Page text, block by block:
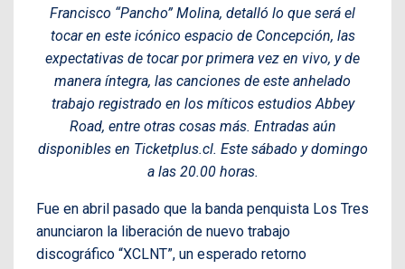
Francisco “Pancho” Molina, detalló lo que será el
tocar en este icónico espacio de Concepción, las
expectativas de tocar por primera vez en vivo, y de
manera íntegra, las canciones de este anhelado
trabajo registrado en los míticos estudios Abbey
Road, entre otras cosas más. Entradas aún
disponibles en Ticketplus.cl. Este sábado y domingo
a las 20.00 horas.
Fue en abril pasado que la banda penquista Los Tres
anunciaron la liberación de nuevo trabajo
discográfico “XCLNT”, un esperado retorno